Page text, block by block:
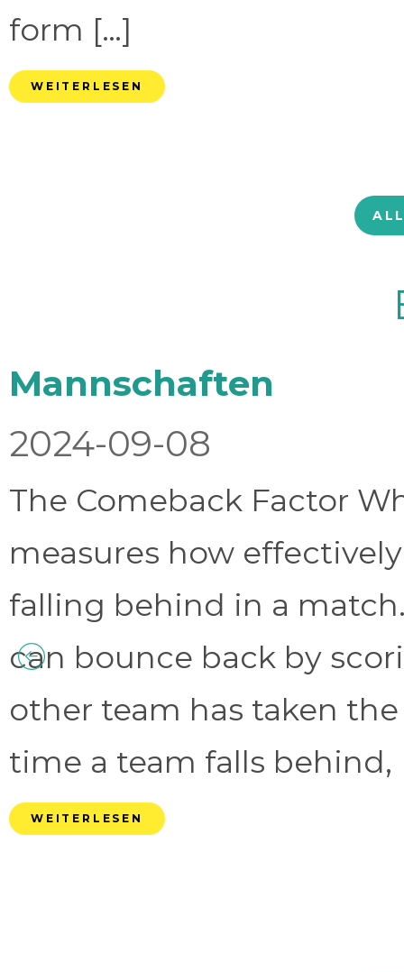
form […]
WEITERLESEN
Mannschaften
2024-09-08
The Comeback Factor
measures how
falling behind in a
can bounce back by
other team has taken
time a team falls behind,
WEITERLESEN